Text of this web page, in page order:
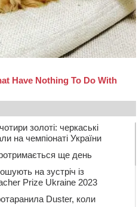
золоті: черкаські
на чемпіонаті України
ще день
на зустріч із
Prize Ukraine 2023
Duster, коли